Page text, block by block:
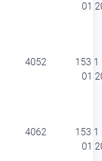
01
4052
153 1
01
4062
153 1
01